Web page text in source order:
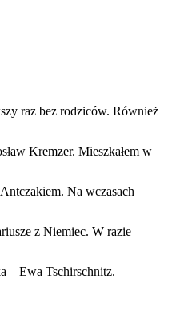
raz bez rodziców. Również
Kremzer. Mieszkałem w
Na wczasach
z Niemiec. W razie
– Ewa Tschirschnitz.